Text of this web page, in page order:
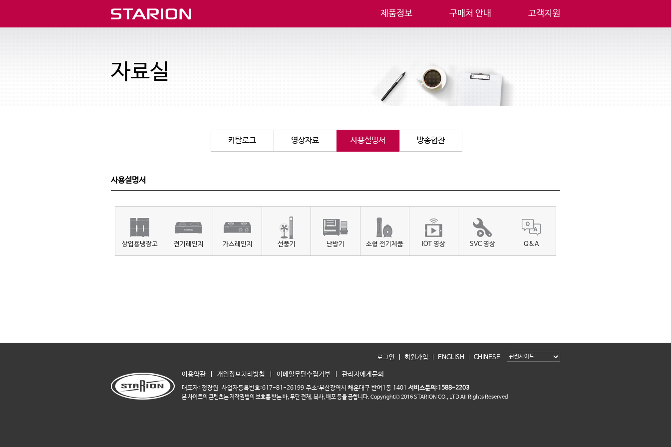
제품정보 구매처 안내 고객지원
자료실
카탈로그 영상자료 사용설명서 방송협찬
사용설명서
상업용냉장고 전기레인지 가스레인지 선풍기 난방기 소형 전기제품 IOT 영상 SVC 영상 Q&A
로그인 회원가입 ENGLISH CHINESE
이용약관 개인정보처리방침 이메일무단수집거부 관리자에게문의
대표자: 정장원 사업자등록번호:617-81-26199 주소:부산광역시 해운대구 반여1동 1401 서비스문의:1588-2203
본 사이트의 콘텐츠는 저작권법의 보호를 받는 바, 무단 전재, 복사, 배포 등을 금합니다. Copyright© 2016 STARION CO., LTD All Rights Reserved